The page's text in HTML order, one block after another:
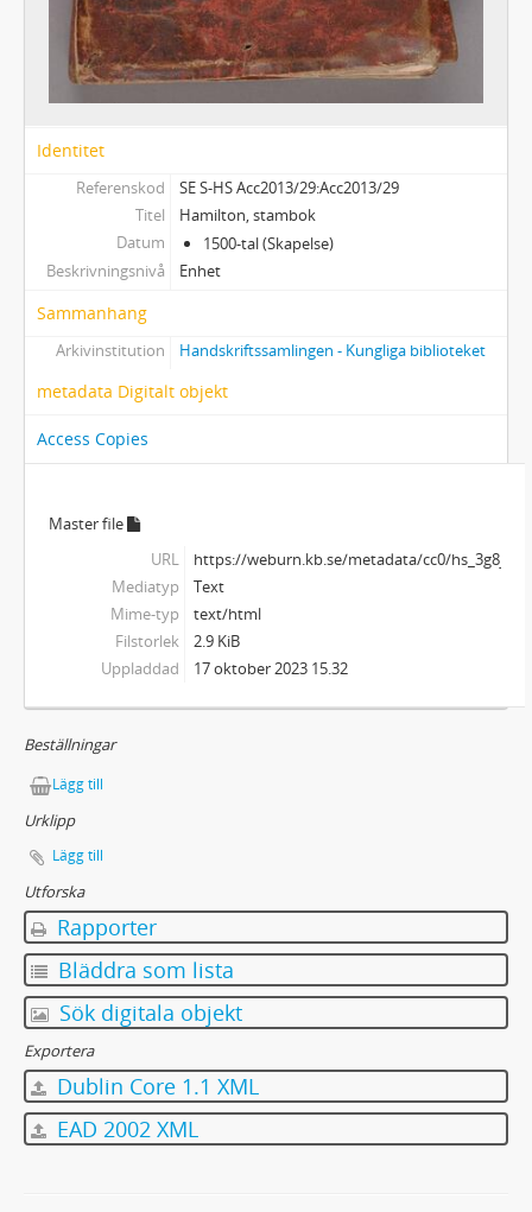
Identitet
Referenskod
SE S-HS Acc2013/29:Acc2013/29
Titel
Hamilton, stambok
Datum
1500-tal (Skapelse)
Beskrivningsnivå
Enhet
Sammanhang
Arkivinstitution Handskriftssamlingen - Kungliga biblioteket
metadata Digitalt objekt
Access Copies
Master file
URL
https://weburn.kb.se/metadata/cc0/
Mediatyp
Text
Mime-typ
text/html
Filstorlek
2.9 KiB
Uppladdad
17 oktober 2023 15.32
Beställningar
Lägg till
Urklipp
Lägg till
Utforska
Rapporter
Bläddra som lista
Sök digitala objekt
Exportera
Dublin Core 1.1 XML
EAD 2002 XML